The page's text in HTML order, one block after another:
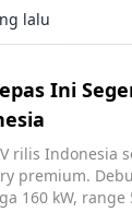
lalu
Ini
rilis Indonesia
premium.
160 kW,